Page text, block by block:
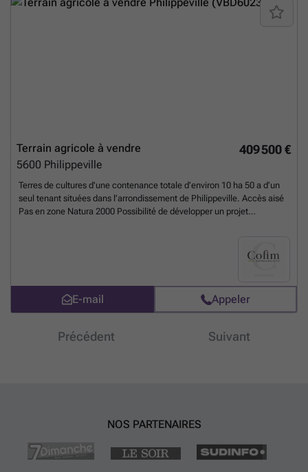
409 500 €
Terrain agricole à vendre
5600 Philippeville
Terres de cultures d'une contenance totale d’environ 10 ha 50 a d’un
seul tenant situées dans l’arrondissement de Philippeville. Accès aisé
Pas en zone Natura 2000 Possibilité de développer un projet
E-mail Appeler
Précédent Suivant
NOS PARTENAIRES